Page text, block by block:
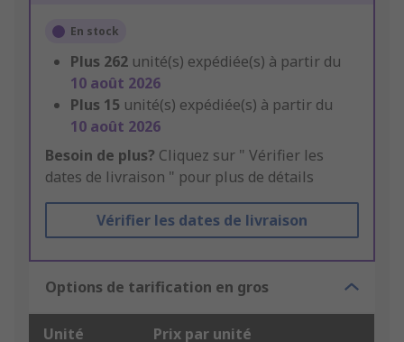
En stock
Plus 262 unité(s) expédiée(s) à partir du
10 août 2026
Plus 15 unité(s) expédiée(s) à partir du
10 août 2026
Besoin de plus? Cliquez sur " Vérifier les
dates de livraison " pour plus de détails
Vérifier les dates de livraison
Options de tarification en gros
Unité Prix par unité